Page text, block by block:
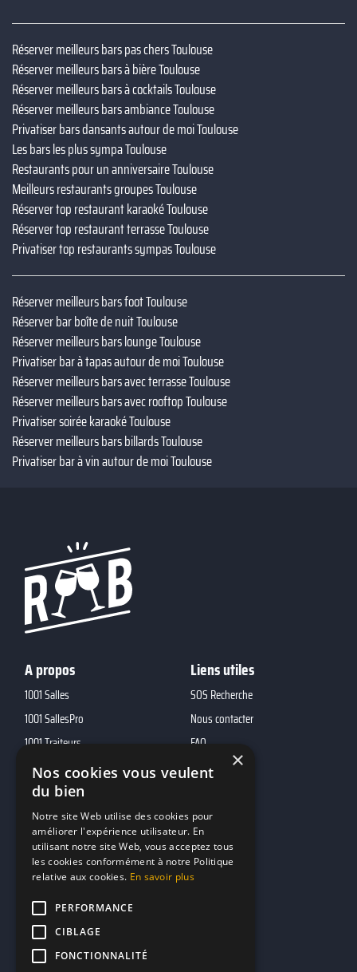
Réserver meilleurs bars pas chers Toulouse
Réserver meilleurs bars à bière Toulouse
Réserver meilleurs bars à cocktails Toulouse
Réserver meilleurs bars ambiance Toulouse
Privatiser bars dansants autour de moi Toulouse
Les bars les plus sympa Toulouse
Restaurants pour un anniversaire Toulouse
Meilleurs restaurants groupes Toulouse
Réserver top restaurant karaoké Toulouse
Réserver top restaurant terrasse Toulouse
Privatiser top restaurants sympas Toulouse
Réserver meilleurs bars foot Toulouse
Réserver bar boîte de nuit Toulouse
Réserver meilleurs bars lounge Toulouse
Privatiser bar à tapas autour de moi Toulouse
Réserver meilleurs bars avec terrasse Toulouse
Réserver meilleurs bars avec rooftop Toulouse
Privatiser soirée karaoké Toulouse
Réserver meilleurs bars billards Toulouse
Privatiser bar à vin autour de moi Toulouse
A propos
1001 Salles
1001 SallesPro
1001 Traiteurs
1001 DJ
10h01
MP2
Liens utiles
SOS Recherche
Nous contacter
FAQ
Contacts
marketing@reserverunbar.fr
11 rue Maurice Grandcoing
94200 Ivry-sur-Seine
×
Nos cookies vous veulent
du bien
Notre site Web utilise des cookies pour
améliorer l'expérience utilisateur. En
utilisant notre site Web, vous acceptez tous
les cookies conformément à notre Politique
relative aux cookies. En savoir plus
PERFORMANCE
CIBLAGE
FONCTIONNALITÉ